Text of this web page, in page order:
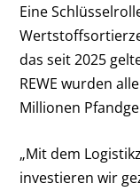
Eine
das seit 2025
REWE wurden
Millionen
„Mit dem
investieren wir